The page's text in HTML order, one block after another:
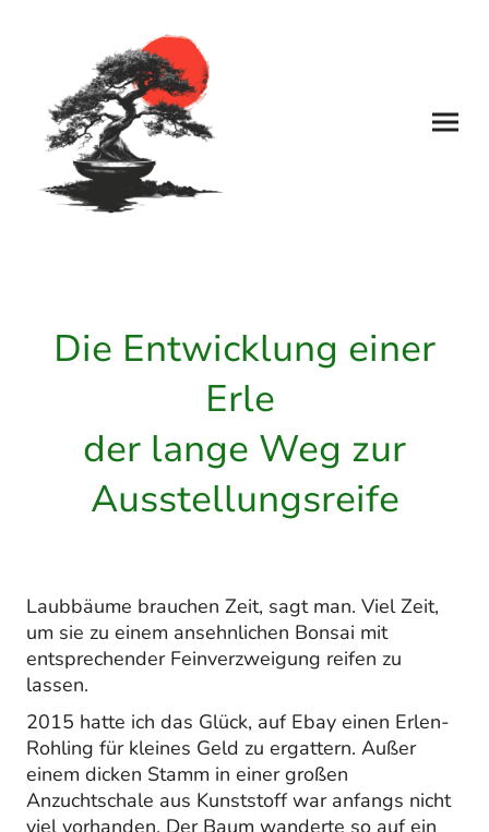
Die Entwicklung einer
Erle
der lange Weg zur
Ausstellungsreife
Laubbäume brauchen Zeit, sagt man. Viel Zeit,
um sie zu einem ansehnlichen Bonsai mit
entsprechender Feinverzweigung reifen zu
lassen.
2015 hatte ich das Glück, auf Ebay einen Erlen-
Rohling für kleines Geld zu ergattern. Außer
einem dicken Stamm in einer großen
Anzuchtschale aus Kunststoff war anfangs nicht